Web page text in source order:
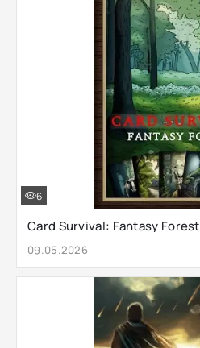
Card Survival: Fantasy Forest
09.05.2026
6